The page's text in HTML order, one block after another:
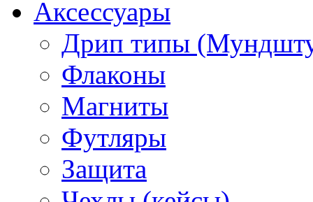
Аксессуары
Дрип типы
Флаконы
Магниты
Футляры
Защита